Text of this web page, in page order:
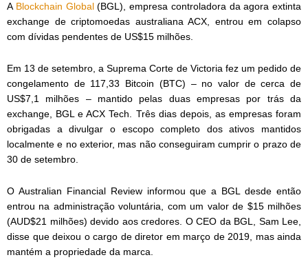
A Blockchain Global(BGL), empresa controladora da agora extinta
exchange de criptomoedas australiana ACX, entrou em colapso
com dívidas pendentes de US$15 milhões.
Em 13 de setembro, a Suprema Corte de Victoria fez um pedido de
congelamento de 117,33 Bitcoin (BTC) – no valor de cerca de
US$7,1 milhões – mantido pelas duas empresas por trás da
exchange, BGL e ACX Tech. Três dias depois, as empresas foram
obrigadas a divulgar o escopo completo dos ativos mantidos
localmente e no exterior, mas não conseguiram cumprir o prazo de
30 de setembro.
O Australian Financial Review informou que a BGL desde então
entrou na administração voluntária, com um valor de $15 milhões
(AUD$21 milhões) devido aos credores. O CEO da BGL, Sam Lee,
disse que deixou o cargo de diretor em março de 2019, mas ainda
mantém a propriedade da marca.